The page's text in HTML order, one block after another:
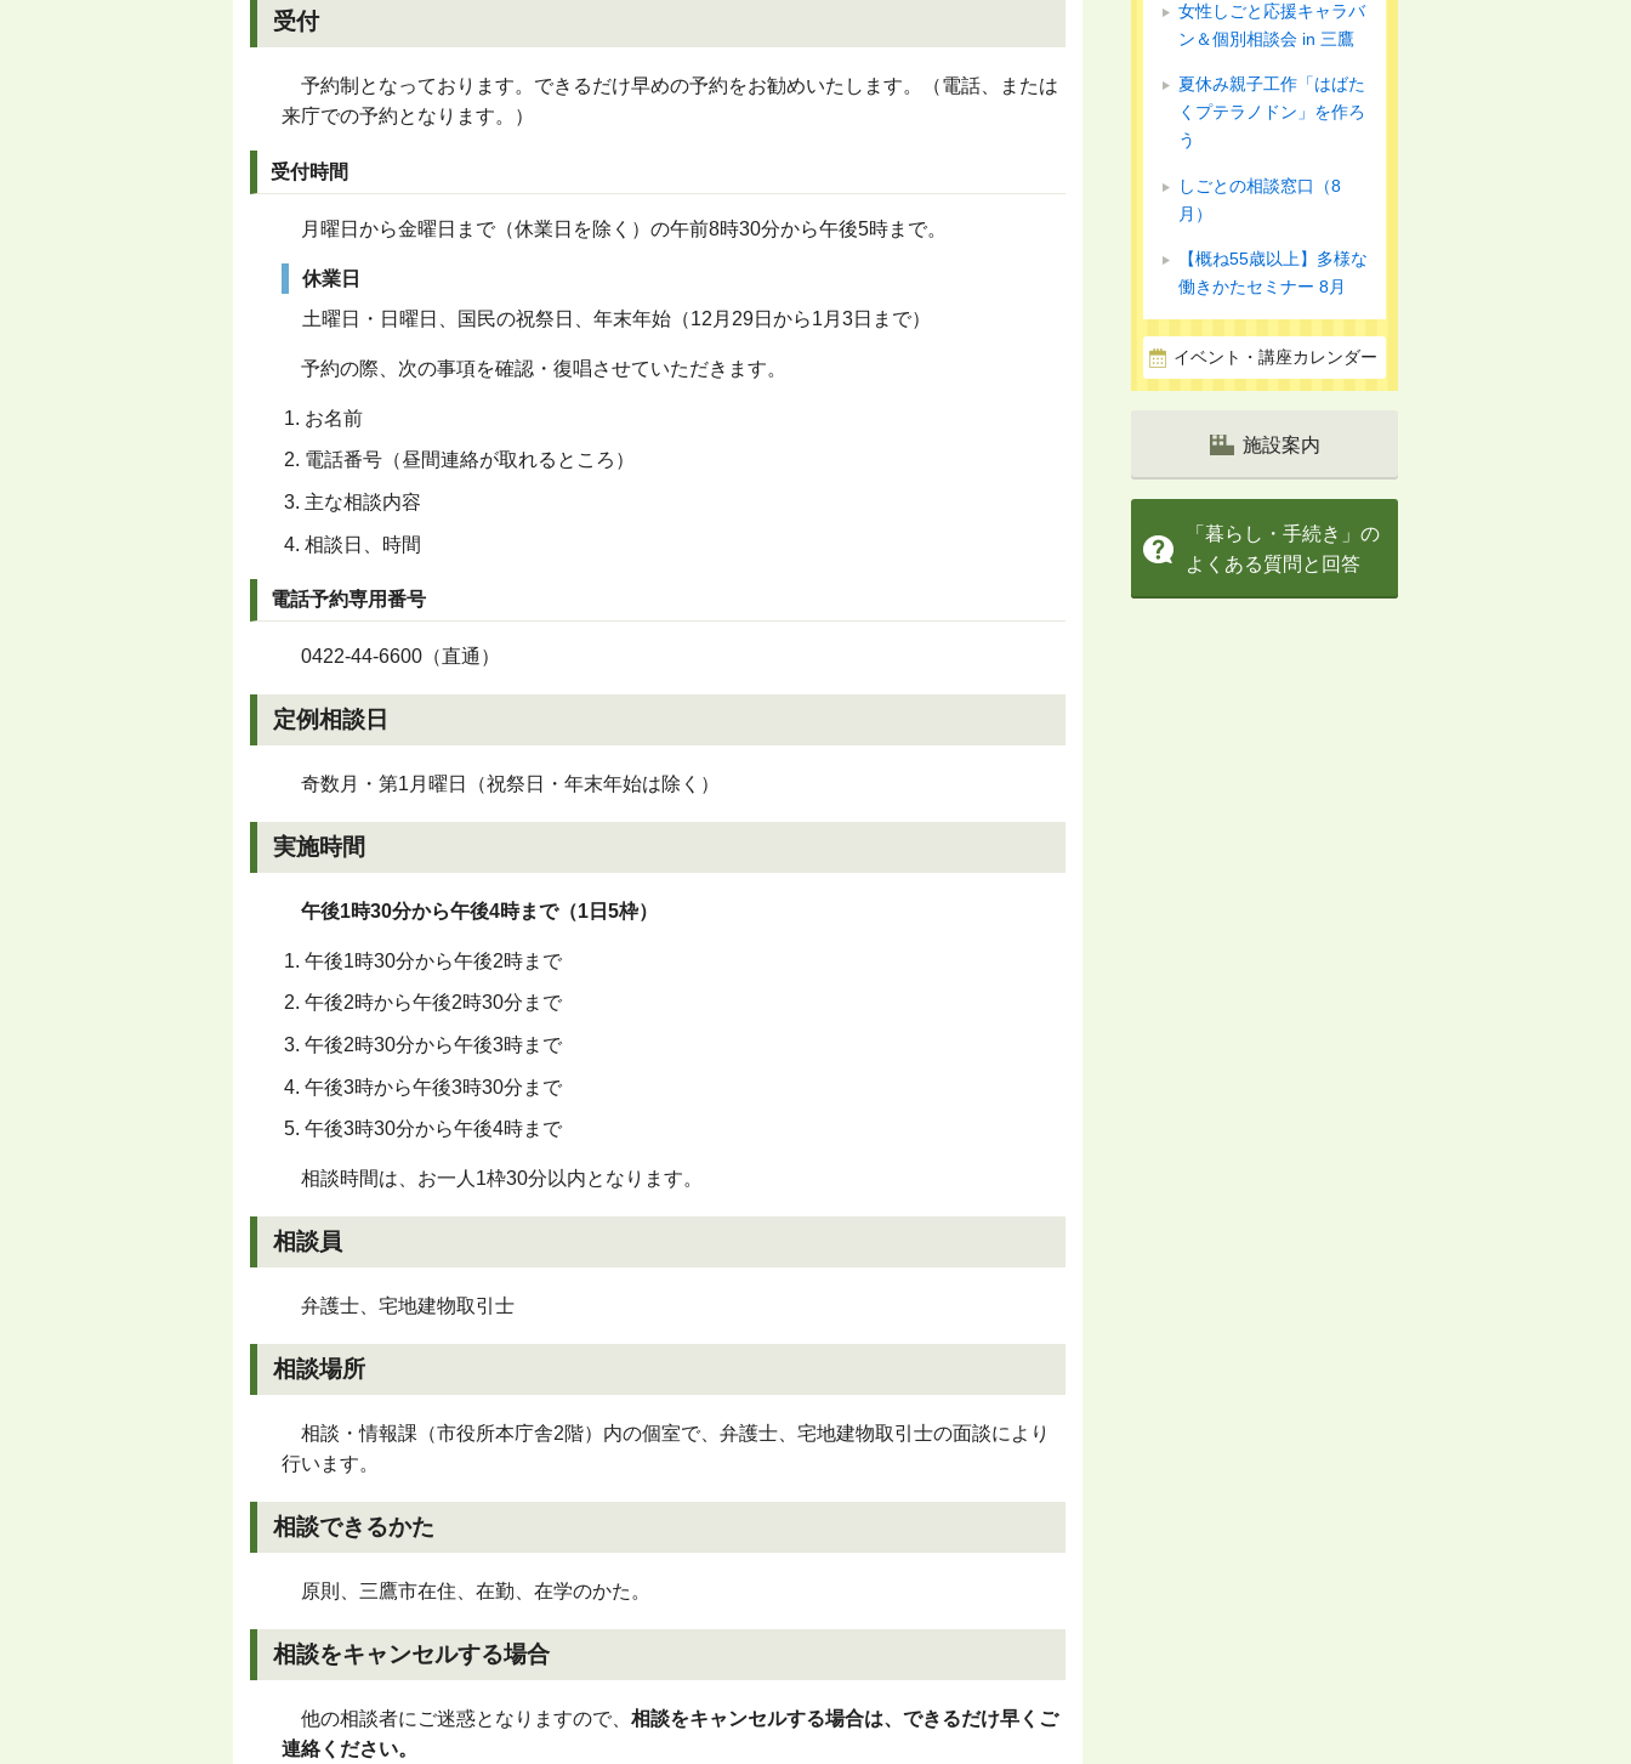
受付
予約制となっております。できるだけ早めの予約をお勧めいたします。（電話、または
来庁での予約となります。）
受付時間
月曜日から金曜日まで（休業日を除く）の午前8時30分から午後5時まで。
休業日
土曜日・日曜日、国民の祝祭日、年末年始（12月29日から1月3日まで）
予約の際、次の事項を確認・復唱させていただきます。
お名前
電話番号（昼間連絡が取れるところ）
主な相談内容
相談日、時間
電話予約専用番号
0422-44-6600 （直通）
定例相談日
奇数月・第1月曜日（祝祭日・年末年始は除く）
実施時間
午後1時30分から午後4時まで（1日5枠）
午後1時30分から午後2時まで
午後2時から午後2時30分まで
午後2時30分から午後3時まで
午後3時から午後3時30分まで
午後3時30分から午後4時まで
相談時間は、お一人1枠30分以内となります。
相談員
弁護士、宅地建物取引士
相談場所
相談・情報課（市役所本庁舎2階）内の個室で、弁護士、宅地建物取引士の面談により
行います。
相談できるかた
原則、三鷹市在住、在勤、在学のかた。
相談をキャンセルする場合
他の相談者にご迷惑となりますので、 相談をキャンセルする場合は、できるだけ早くご
連絡ください。
女性しごと応援キャラバ
ン＆個別相談会 in 三鷹
夏休み親子工作「はばた
くプテラノドン」を作ろ
う
しごとの相談窓口（8
月）
【概ね55歳以上】多様な
働きかたセミナー 8月
イベント・講座カレンダー
施設案内
「暮らし・手続き」の
よくある質問と回答